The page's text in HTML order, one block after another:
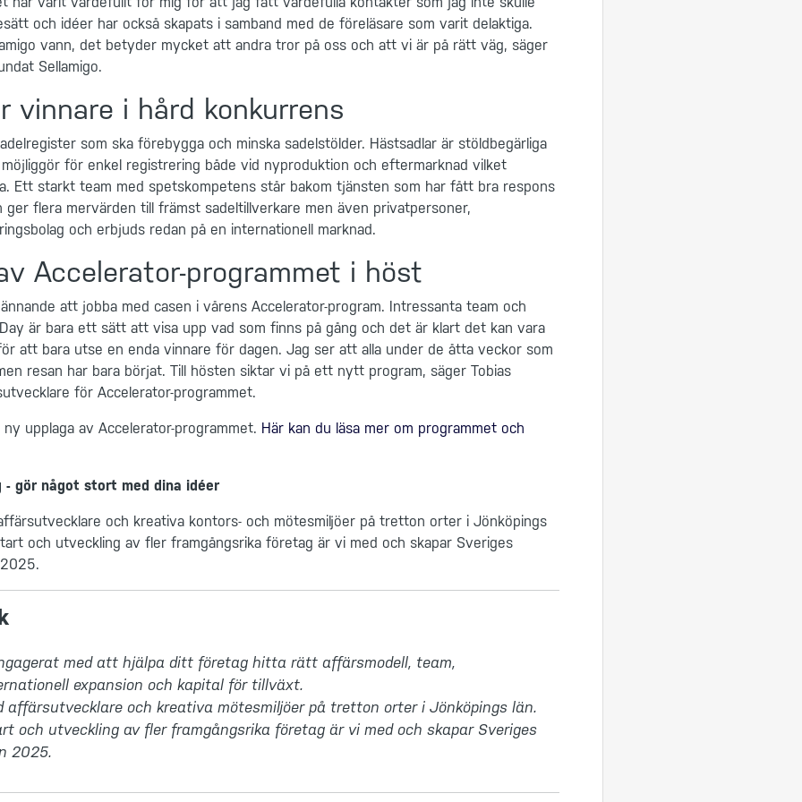
och idéer har också skapats i samband med de föreläsare som varit delaktiga.
vann, det betyder mycket att andra tror på oss och att vi är på rätt väg, säger
Sellamigo.
vinnare i hård konkurrens
som ska förebygga och minska sadelstölder. Hästsadlar är stöldbegärliga
för enkel registrering både vid nyproduktion och eftermarknad vilket
Ett starkt team med spetskompetens står bakom tjänsten som har fått bra respons
ger flera mervärden till främst sadeltillverkare men även privatpersoner,
och erbjuds redan på en internationell marknad.
Accelerator-programmet i höst
att jobba med casen i vårens Accelerator-program. Intressanta team och
är bara ett sätt att visa upp vad som finns på gång och det är klart det kan vara
att bara utse en enda vinnare för dagen. Jag ser att alla under de åtta veckor som
resan har bara börjat. Till hösten siktar vi på ett nytt program, säger Tobias
för Accelerator-programmet.
upplaga av Accelerator-programmet. Här kan du läsa mer om programmet och
- gör något stort med dina idéer
och kreativa kontors- och mötesmiljöer på tretton orter i Jönköpings
och utveckling av fler framgångsrika företag är vi med och skapar Sveriges
med att hjälpa ditt företag hitta rätt affärsmodell, team,
expansion och kapital för tillväxt.
affärsutvecklare och kreativa mötesmiljöer på tretton orter i Jönköpings län.
och utveckling av fler framgångsrika företag är vi med och skapar Sveriges
2025.